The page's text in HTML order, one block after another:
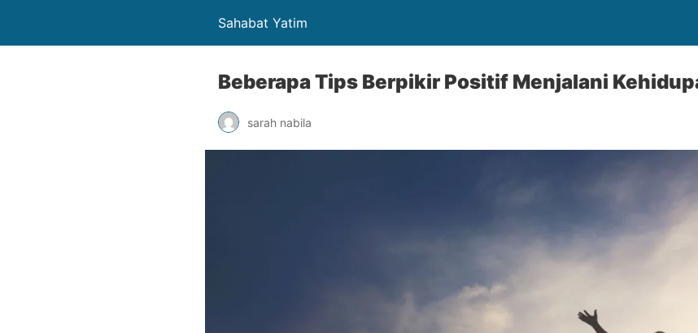
Sahabat Yatim
Beberapa Tips Berpikir Positif Menjalani
sarah nabila